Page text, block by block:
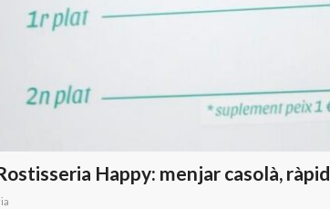
Happy: menjar casolà,